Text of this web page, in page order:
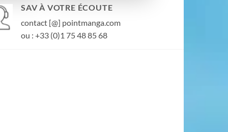
SAV À VOTRE ÉCOUTE
contact [@] pointmanga.com
ou : +33 (0)1 75 48 85 68